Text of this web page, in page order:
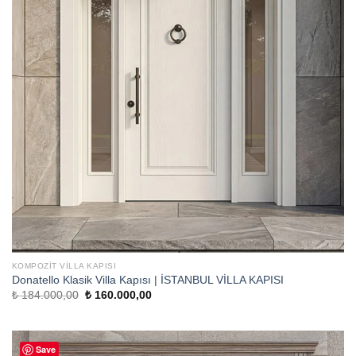
KOMPOZIT VILLA KAPISI
Donatello Klasik Villa Kapısı | İSTANBUL VİLLA KAPISI
₺184.000,00 Orijinal
₺160.000,00Şu
Save